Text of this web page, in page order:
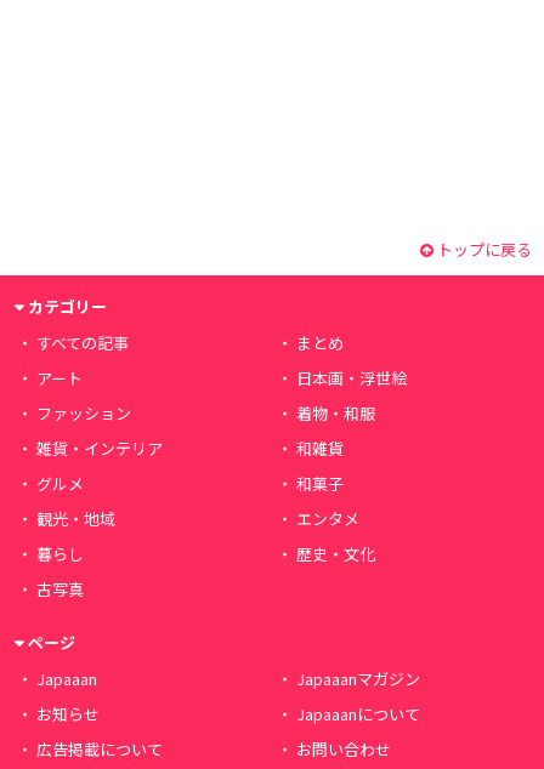
トップに戻る
カテゴリー
すべての記事
まとめ
アート
日本画・浮世絵
ファッション
着物・和服
雑貨・インテリア
和雑貨
グルメ
和菓子
観光・地域
エンタメ
暮らし
歴史・文化
古写真
ページ
Japaaan
Japaaanマガジン
お知らせ
Japaaanについて
広告掲載について
お問い合わせ